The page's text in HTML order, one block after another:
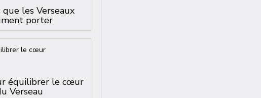
les Verseaux
porter
équilibrer le cœur
Verseau